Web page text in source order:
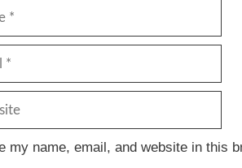
my name, email, and website in this